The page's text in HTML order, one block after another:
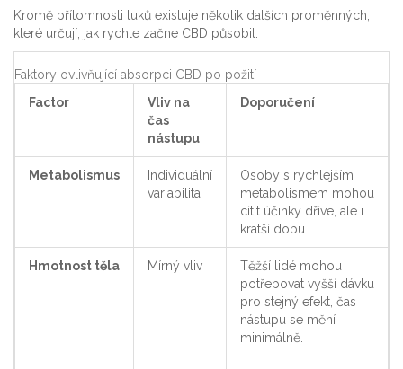
Kromě přítomnosti tuků existuje několik dalších proměnných,
které určují, jak rychle začne CBD působit:
Faktory ovlivňující absorpci CBD po požití
Factor
Vliv na
čas
nástupu
Doporučení
Metabolismus
Individuální
variabilita
Osoby s rychlejším
metabolismem mohou
cítit účinky dříve, ale i
kratší dobu.
Hmotnost těla Mírný vliv
Těžší lidé mohou
potřebovat vyšší dávku
pro stejný efekt, čas
nástupu se mění
minimálně.